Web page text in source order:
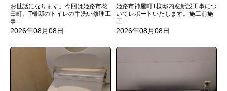
お世話になります。今回は姫路市花
田町、T様邸のトイレの手洗い修理工
事...
2026年08月08日
姫路市神屋町T様邸内窓新設工事につ
いてレポートいたします。施工前施
工...
2026年08月08日